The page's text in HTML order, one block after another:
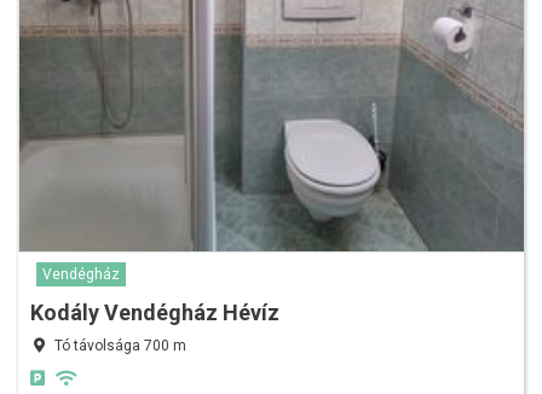
Vendégház
Kodály Vendégház Hévíz
Tó távolsága 700 m